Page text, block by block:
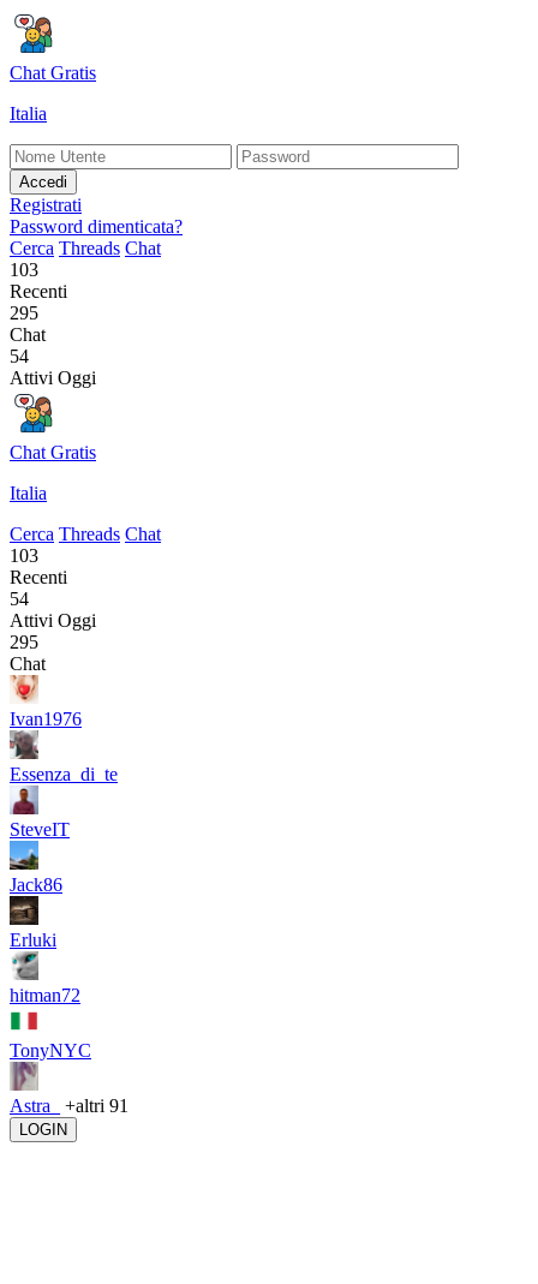
Chat Gratis
Italia
Accedi
Registrati
Password dimenticata?
Cerca Threads Chat
103
Recenti
295
Chat
54
Attivi Oggi
Chat Gratis
Italia
Cerca Threads Chat
103
Recenti
54
Attivi Oggi
295
Chat
Ivan1976
Essenza_di_te
SteveIT
Jack86
Erluki
hitman72
TonyNYC
Astra_ +altri 91
LOGIN